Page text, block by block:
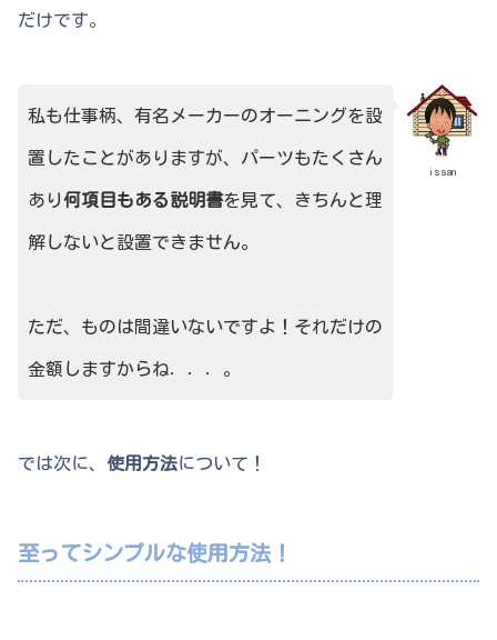
だけです。
issan
私も仕事柄、有名メーカーのオーニングを設
置したことがありますが、パーツもたくさん
あり何項目もある説明書を見て、きちんと理
解しないと設置できません。
ただ、ものは間違いないですよ！それだけの
金額しますからね．．．。
では次に、 使用方法について！
至ってシンプルな使用方法！